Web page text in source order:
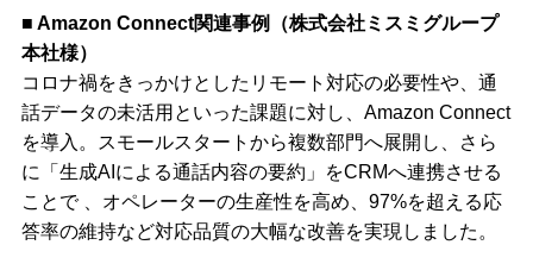
■ Amazon Connect関連事例（株式会社ミスミグループ
本社様）
コロナ禍をきっかけとしたリモート対応の必要性や、通
話データの未活用といった課題に対し、Amazon Connect
を導入。スモールスタートから複数部門へ展開し、さら
に「生成AIによる通話内容の要約」をCRMへ連携させる
ことで 、オペレーターの生産性を高め、97%を超える応
答率の維持など対応品質の大幅な改善を実現しました。